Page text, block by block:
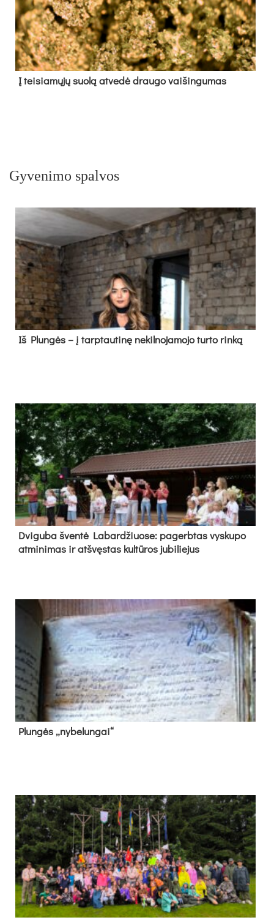
Į tei­sia­mų­jų suo­lą at­ve­dė drau­go vai­šin­gu­mas
Gyvenimo spalvos
Iš Plungės – į tarptautinę nekilnojamojo turto rinką
Dvi­gu­ba šven­tė La­bar­džiuo­se: pa­gerb­tas vys­ku­po
at­mi­ni­mas ir at­švęs­tas kul­tū­ros ju­bi­lie­jus
Plun­gės „ny­be­lun­gai“